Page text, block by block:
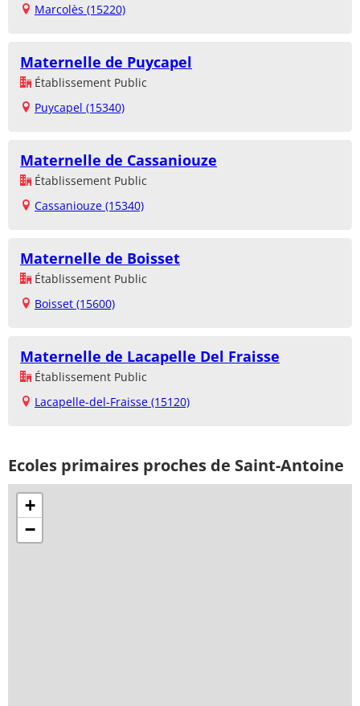
Marcolès (15220)
Maternelle de Puycapel
Établissement Public
Puycapel (15340)
Maternelle de Cassaniouze
Établissement Public
Cassaniouze (15340)
Maternelle de Boisset
Établissement Public
Boisset (15600)
Maternelle de Lacapelle Del Fraisse
Établissement Public
Lacapelle-del-Fraisse (15120)
Ecoles primaires proches de Saint-Antoine
+
−